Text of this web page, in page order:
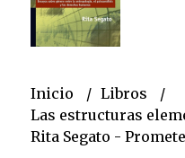
Inicio
Libros
Las estructuras
Rita Segato -